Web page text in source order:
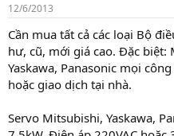
g
12/6/2013
Cần mua tất cả các loại Bộ
hư, cũ, mới giá cao. Đặc biệt:
Yaskawa, Panasonic mọi
hoặc giao dịch tại nhà.
Servo Mitsubishi, Yaskawa,